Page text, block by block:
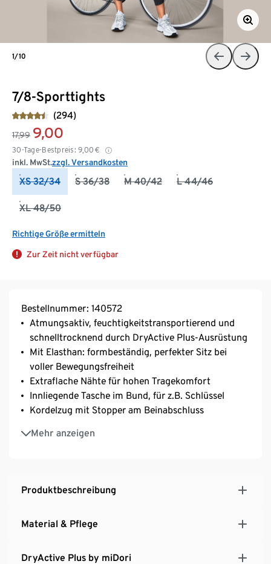
7/8-Sporttights
(294)
17,99 9,00
30-Tage-Bestpreis: 9,00 €
inkl. MwSt.zzgl. Versandkosten
XS 32/34 S 36/38 M 40/42 L 44/46
XL 48/50
Richtige Größe ermitteln
Zur Zeit nicht verfügbar
1/10
Bestellnummer: 140572
Atmungsaktiv, feuchtigkeitstransportierend und
schnelltrocknend durch DryActive Plus-Ausrüstung
Mit Elasthan: formbeständig, perfekter Sitz bei
voller Bewegungsfreiheit
Extraflache Nähte für hohen Tragekomfort
Innliegende Tasche im Bund, für z.B. Schlüssel
Kordelzug mit Stopper am Beinabschluss
Mehr anzeigen
Ideal für Wellness, Yoga, Fitness und andere
sportliche Aktivitäten
Produktbeschreibung
Material & Pflege
DryActive Plus by miDori